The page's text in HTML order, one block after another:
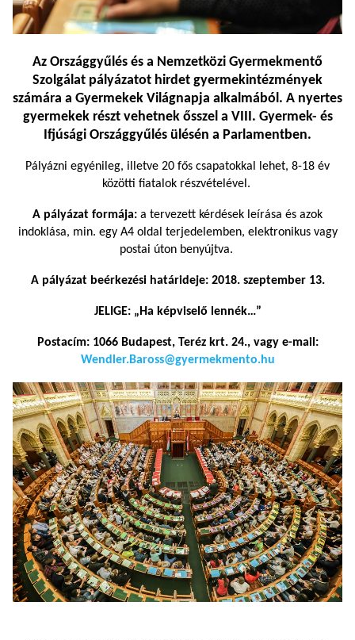
Az Országgyűlés és a Nemzetközi Gyermekmentő
Szolgálat pályázatot hirdet gyermekintézmények
számára a Gyermekek Világnapja alkalmából. A nyertes
gyermekek részt vehetnek ősszel a VIII. Gyermek- és
Ifjúsági Országgyűlés ülésén a Parlamentben.
Pályázni egyénileg, illetve 20 fős csapatokkal lehet, 8-18 év
közötti fiatalok részvételével.
A pályázat formája: a tervezett kérdések leírása és azok
indoklása, min. egy A4 oldal terjedelemben, elektronikus vagy
postai úton benyújtva.
A pályázat beérkezési határideje: 2018. szeptember 13.
JELIGE: „Ha képviselő lennék…”
Postacím: 1066 Budapest, Teréz krt. 24., vagy e-mail:
Wendler.Baross@gyermekmento.hu